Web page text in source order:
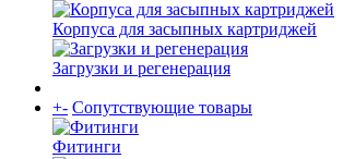
Корпуса для засыпных картриджей
Загрузки и регенерация
+- Сопутствующие товары
Фитинги